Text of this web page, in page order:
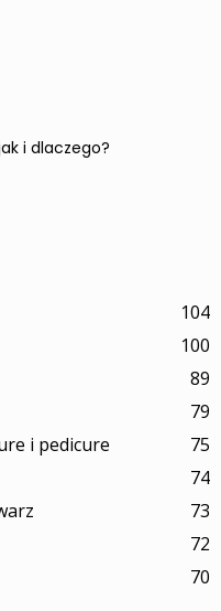
i dlaczego?
104
100
89
79
i pedicure
75
74
73
72
70